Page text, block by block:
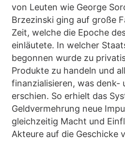
von Leuten wie George
Brzezinski ging auf große
Zeit, welche die Epoche
einläutete. In welcher
begonnen wurde zu
Produkte zu handeln und
finanzialisieren, was denk-
erschien. So erhielt das
Geldvermehrung neue
gleichzeitig Macht und
Akteure auf die Geschicke